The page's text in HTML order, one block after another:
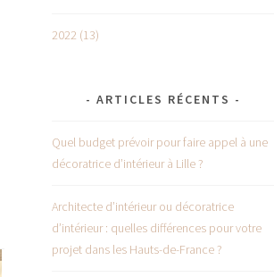
2022 (13)
ARTICLES RÉCENTS
Quel budget prévoir pour faire appel à une
décoratrice d’intérieur à Lille ?
Architecte d’intérieur ou décoratrice
d’intérieur : quelles différences pour votre
projet dans les Hauts-de-France ?